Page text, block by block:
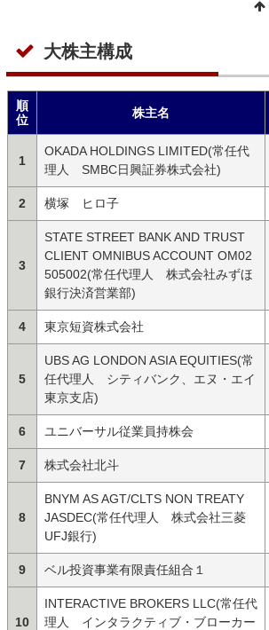
大株主構成
順
位
株主名
1
OKADA HOLDINGS LIMITED(常任代
理人 SMBC日興証券株式会社)
2 横塚 ヒロ子
3
STATE STREET BANK AND TRUST
CLIENT OMNIBUS ACCOUNT OM02
505002(常任代理人 株式会社みずほ
銀行決済営業部)
4 東京短資株式会社
5
UBS AG LONDON ASIA EQUITIES(常
任代理人 シティバンク、エヌ・エイ
東京支店)
6 ユニバーサル従業員持株会
7 株式会社北斗
8
BNYM AS AGT/CLTS NON TREATY
JASDEC(常任代理人 株式会社三菱
UFJ銀行)
9 ベル投資事業有限責任組合１
10
INTERACTIVE BROKERS LLC(常任代
理人 インタラクティブ・ブローカー